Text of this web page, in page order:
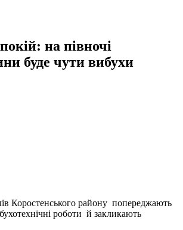
на півночі
буде чути вибухи
Коростенського району попереджають
роботи й закликають